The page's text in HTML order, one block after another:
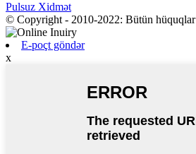
Pulsuz Xidmət
© Copyright - 2010-2022: Bütün
E-poçt göndər
x